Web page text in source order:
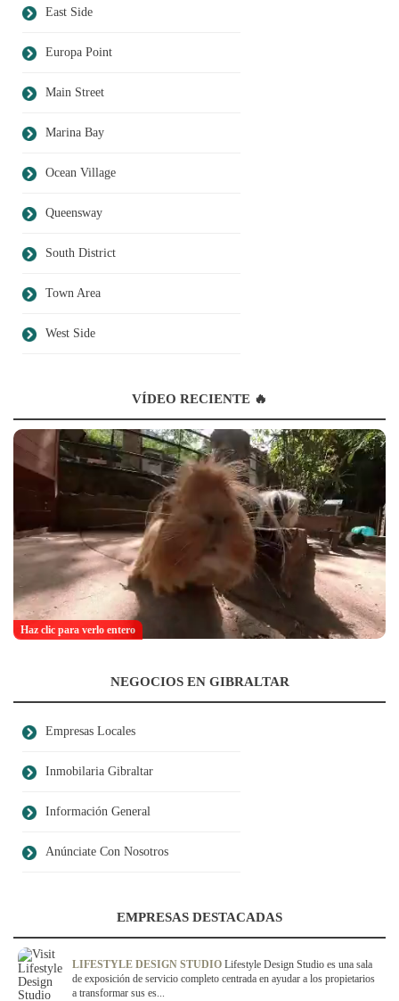
East Side
Europa Point
Main Street
Marina Bay
Ocean Village
Queensway
South District
Town Area
West Side
VÍDEO RECIENTE 🔥
Haz clic para verlo entero
NEGOCIOS EN GIBRALTAR
Empresas Locales
Inmobilaria Gibraltar
Información General
Anúnciate Con Nosotros
EMPRESAS DESTACADAS
LIFESTYLE DESIGN STUDIO Lifestyle Design Studio es una sala
de exposición de servicio completo centrada en ayudar a los propietarios
a transformar sus es...